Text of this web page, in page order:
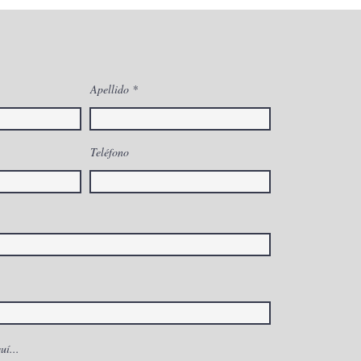
los múltiples
de la
la clave
de
centro estético
Apellido
Teléfono